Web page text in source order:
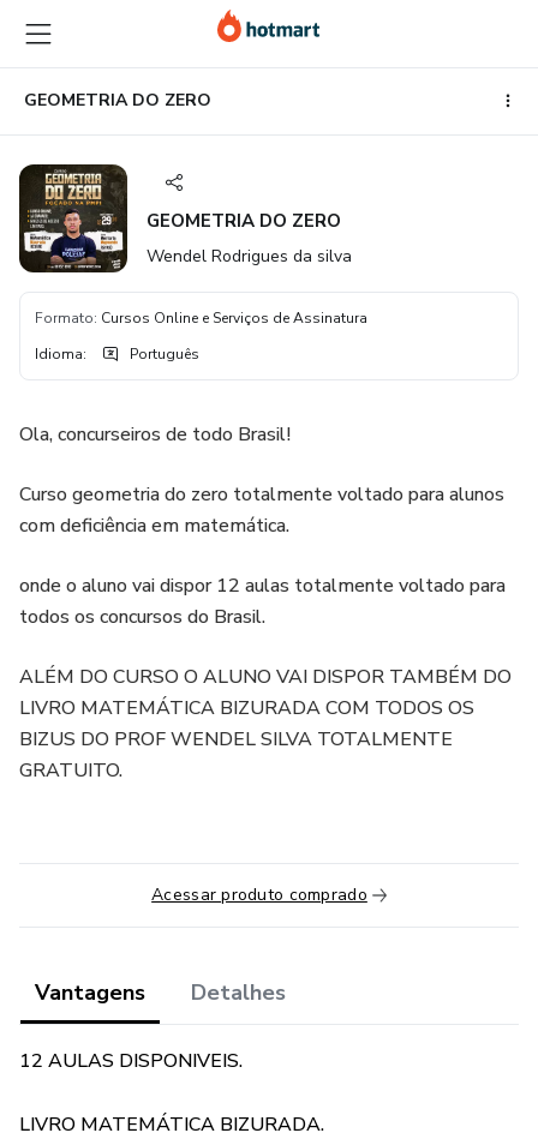
para
o
conteúdo
principal
para
o
pagamento
para
o
rodapé
GEOMETRIA DO ZERO
GEOMETRIA DO ZERO
Wendel Rodrigues da silva
Formato: Cursos Online e Serviços de Assinatura
Idioma: Português
Ola, concurseiros de todo Brasil!
Curso geometria do zero totalmente voltado para alunos
com deficiência em matemática.
onde o aluno vai dispor 12 aulas totalmente voltado para
todos os concursos do Brasil.
ALÉM DO CURSO O ALUNO VAI DISPOR TAMBÉM DO
LIVRO MATEMÁTICA BIZURADA COM TODOS OS
BIZUS DO PROF WENDEL SILVA TOTALMENTE
GRATUITO.
Acessar produto comprado
Vantagens Detalhes
12 AULAS DISPONIVEIS.
LIVRO MATEMÁTICA BIZURADA.